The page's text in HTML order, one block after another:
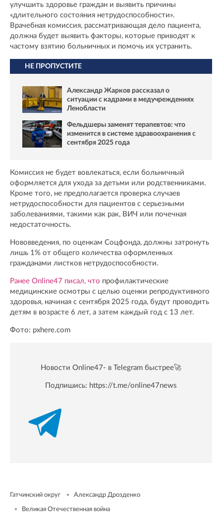
улучшить здоровье граждан и выявить причины
«длительного состояния нетрудоспособности».
Врачебная комиссия, рассматривающая дело пациента,
должна будет выявить факторы, которые приводят к
частому взятию больничных и помочь их устранить.
НЕ ПРОПУСТИТЕ
Александр Жарков рассказал о
ситуации с кадрами в медучреждениях
Ленобласти
Фельдшеры заменят терапевтов: что
изменится в системе здравоохранения с
сентября 2025 года
Комиссия не будет вовлекаться, если больничный
оформляется для ухода за детьми или родственниками.
Кроме того, не предполагается проверка случаев
нетрудоспособности для пациентов с серьезными
заболеваниями, такими как рак, ВИЧ или почечная
недостаточность.
Нововведения, по оценкам Соцфонда, должны затронуть
лишь 1% от общего количества оформленных
гражданами листков нетрудоспособности.
Ранее Online47 писал, что профилактические
медицинские осмотры с целью оценки репродуктивного
здоровья, начиная с сентября 2025 года, будут проводить
детям в возрасте 6 лет, а затем каждый год с 13 лет.
Фото: pxhere.com
Новости Online47- в Telegram быстрее🚀
Подпишись: https://t.me/online47news
Гатчинский округ Александр Дрозденко
Великая Отечественная война